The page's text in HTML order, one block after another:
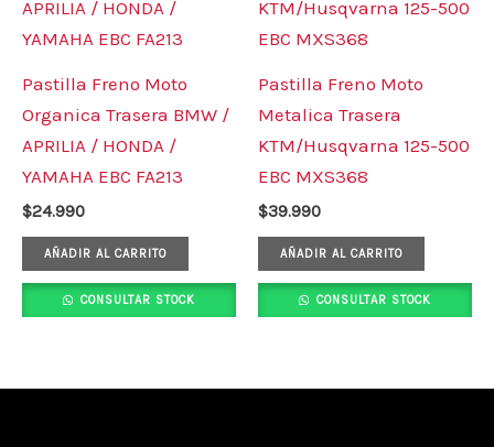
Pastilla Freno Moto
Organica Trasera BMW /
APRILIA / HONDA /
YAMAHA EBC FA213
$24.990
AÑADIR AL CARRITO
CONSULTAR STOCK
Pastilla Freno Moto
Metalica Trasera
KTM/Husqvarna 125-500
EBC MXS368
$39.990
AÑADIR AL CARRITO
CONSULTAR STOCK